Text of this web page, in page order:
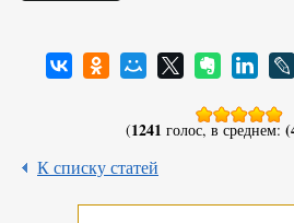
(1241 голос, в среднем:
К списку статей